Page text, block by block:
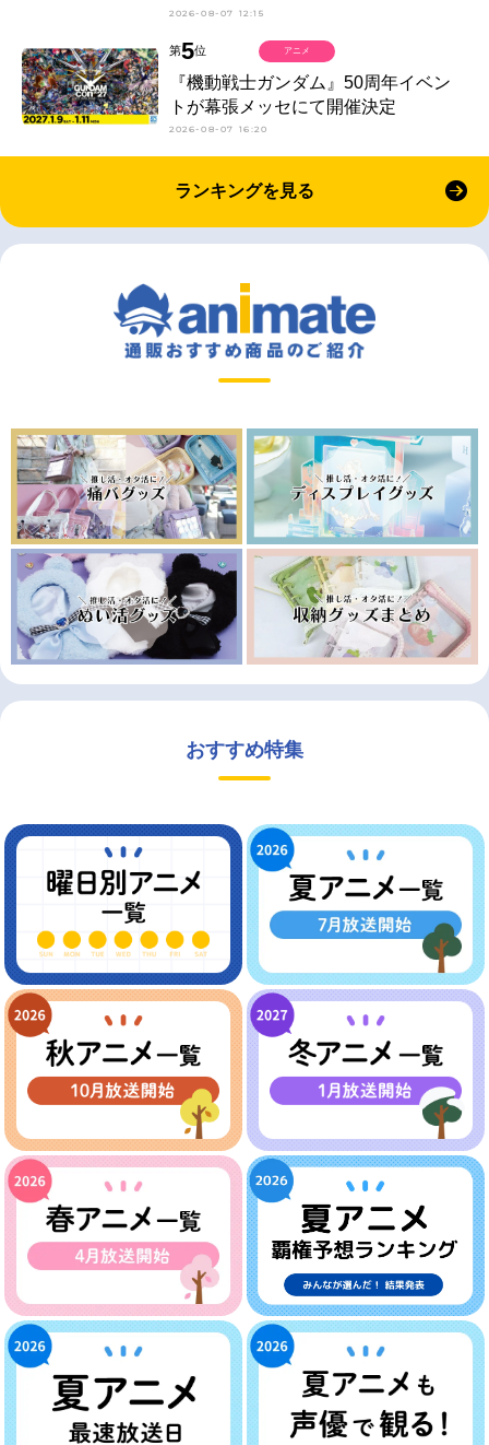
2026-08-07 12:15
第5位
『機動戦士ガンダム』50周年イベン
トが幕張メッセにて開催決定
2026-08-07 16:20
アニメ
ランキングを見る
おすすめ特集